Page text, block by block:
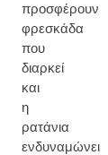
προσφέρουν
φρεσκάδα
που
διαρκεί
και
η
ρατάνια
ενδυναμώνει